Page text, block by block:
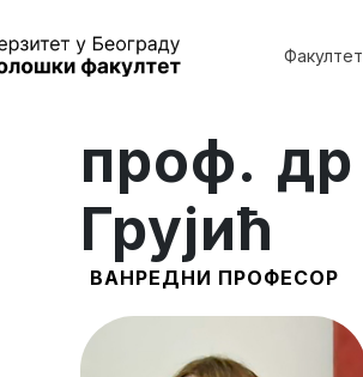
Факултет
проф.
Грујић
ВАНРЕДНИ ПРОФЕСОР